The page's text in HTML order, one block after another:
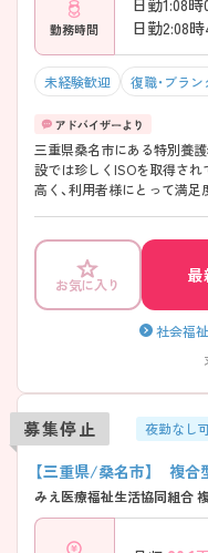
勤務時間
日勤2:08
未経験歓迎 復職・ブラン
三重県桑名市にある特別養
設では珍しくISOを取得され
高く、利用者様にとって満足
また働いているスタッフ同士
すのでお気軽にお問い合わ
お気に入り 最
社会福
募集停止 夜勤なし
【三重県/桑名市】 複合
みえ医療福祉生活協同組合